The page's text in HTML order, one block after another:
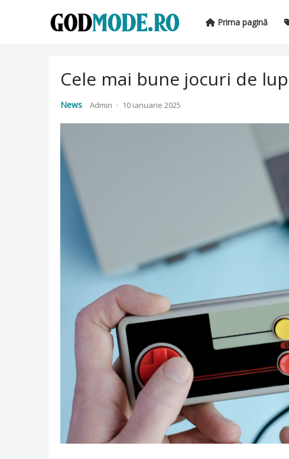
Prima pagină
Cele mai bune jocuri de
News Admin · 10 ianuarie 2025